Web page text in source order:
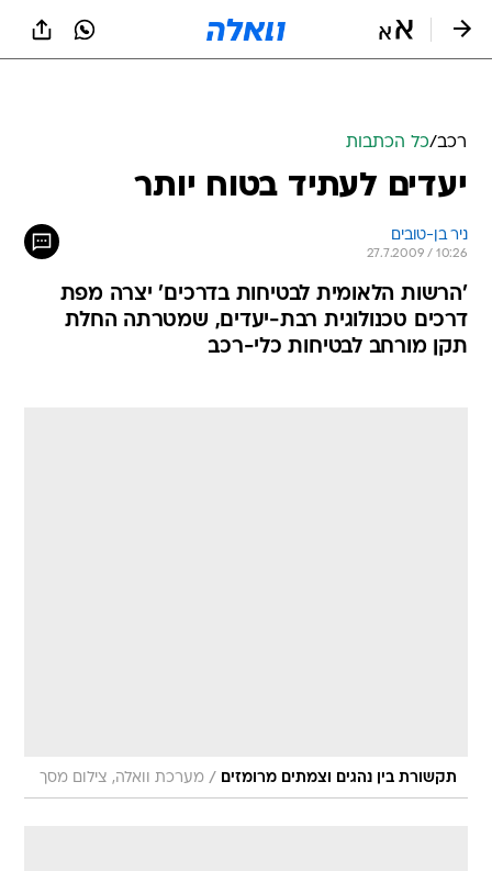
רכב/כל הכתבות
יעדים לעתיד בטוח יותר
ניר בן-טובים
27.7.2009 / 10:26
'הרשות הלאומית לבטיחות בדרכים' יצרה מפת
דרכים טכנולוגית רבת-יעדים, שמטרתה החלת
תקן מורחב לבטיחות כלי-רכב
תקשורת בין נהגים וצמתים מרומזים / מערכת וואלה, צילום מסך